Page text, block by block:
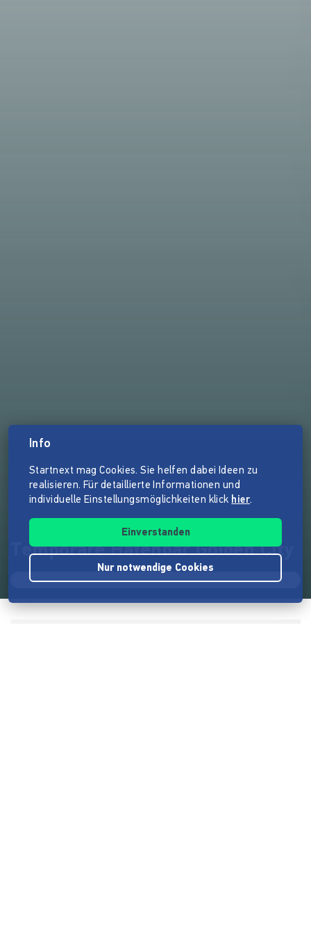
Temporäre Hafenbar Golden City
Info
Startnext mag Cookies. Sie helfen dabei Ideen zu
realisieren. Für detaillierte Informationen und
individuelle Einstellungsmöglichkeiten klick hier.
Einverstanden
Nur notwendige Cookies